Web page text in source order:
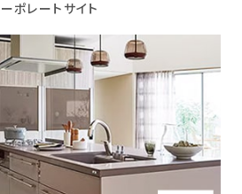
ポレートサイト